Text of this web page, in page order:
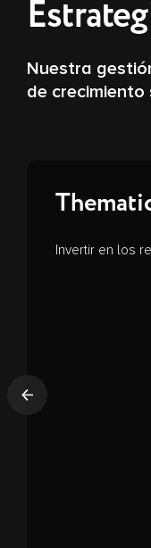
Nuestra
de
Invertir en los